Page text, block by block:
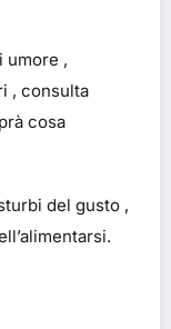
umore ,
, consulta
cosa
del gusto ,